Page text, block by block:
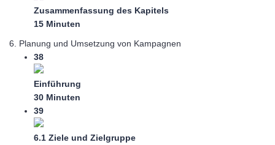
Zusammenfassung des Kapitels
15 Minuten
6. Planung und Umsetzung von Kampagnen
38
Einführung
30 Minuten
39
6.1 Ziele und Zielgruppe